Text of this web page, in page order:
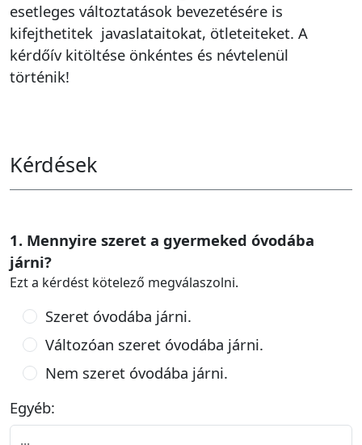
esetleges változtatások bevezetésére is
kifejthetitek javaslataitokat, ötleteiteket. A
kérdőív kitöltése önkéntes és névtelenül
történik!
Kérdések
1. Mennyire szeret a gyermeked óvodába
járni?
Ezt a kérdést kötelező megválaszolni.
Szeret óvodába járni.
Változóan szeret óvodába járni.
Nem szeret óvodába járni.
Egyéb: